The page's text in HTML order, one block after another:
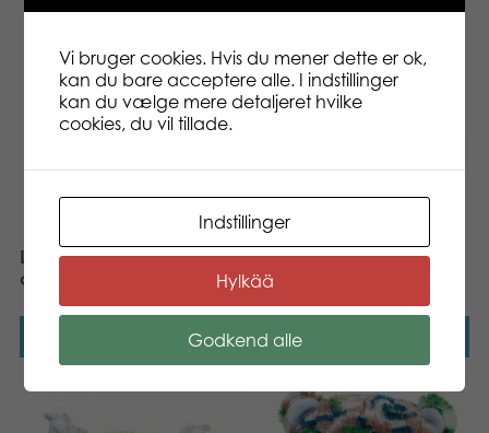
Lumo Stars Reindeer Poro
classic plush
Lumo Stars Pony Snow
classic plush
Vi bruger cookies. Hvis du mener dette er ok,
kan du bare acceptere alle. I indstillinger
kan du vælge mere detaljeret hvilke
cookies, du vil tillade.
Indstillinger
Hylkää
Godkend alle